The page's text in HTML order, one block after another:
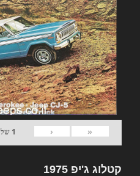
«
‹
1 של
קטלוג ג'יפ 1975